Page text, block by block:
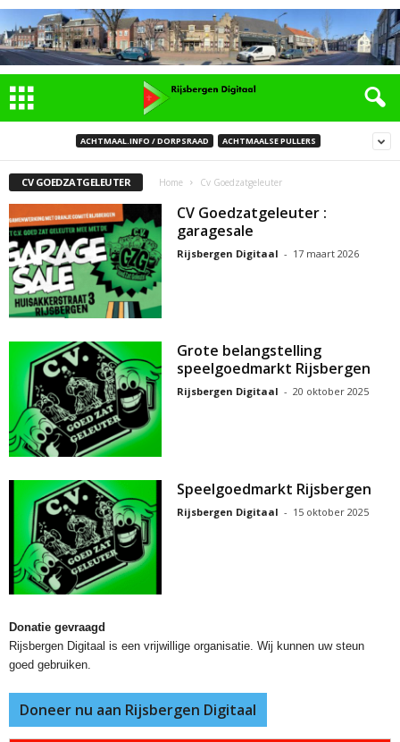
ACHTMAAL.INFO / DORPSRAAD ACHTMAALSE PULLERS
CV GOEDZATGELEUTER Home Cv Goedzatgeleuter
CV Goedzatgeleuter :
garagesale
Rijsbergen Digitaal - 17 maart 2026
Grote belangstelling
speelgoedmarkt Rijsbergen
Rijsbergen Digitaal - 20 oktober 2025
Speelgoedmarkt Rijsbergen
Rijsbergen Digitaal - 15 oktober 2025
Donatie gevraagd
Rijsbergen Digitaal is een vrijwillige organisatie. Wij kunnen uw steun
goed gebruiken.
Doneer nu aan Rijsbergen Digitaal